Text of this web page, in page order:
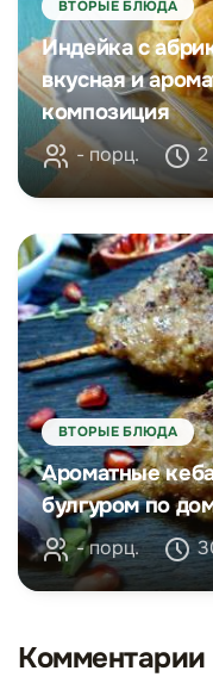
ВТОРЫЕ БЛЮДА
Индейка с
вкусная и
композиция
- порц. 2
ВТОРЫЕ БЛЮДА
Ароматные
булгуром по
- порц.
Комментарии